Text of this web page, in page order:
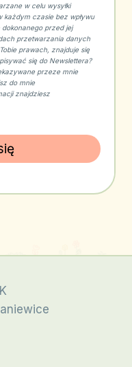
w celu wysyłki
czasie bez wpływu
przed jej
przetwarzania danych
prawach, znajduje się
się do Newslettera?
przeze mnie
do mnie
znajdziesz